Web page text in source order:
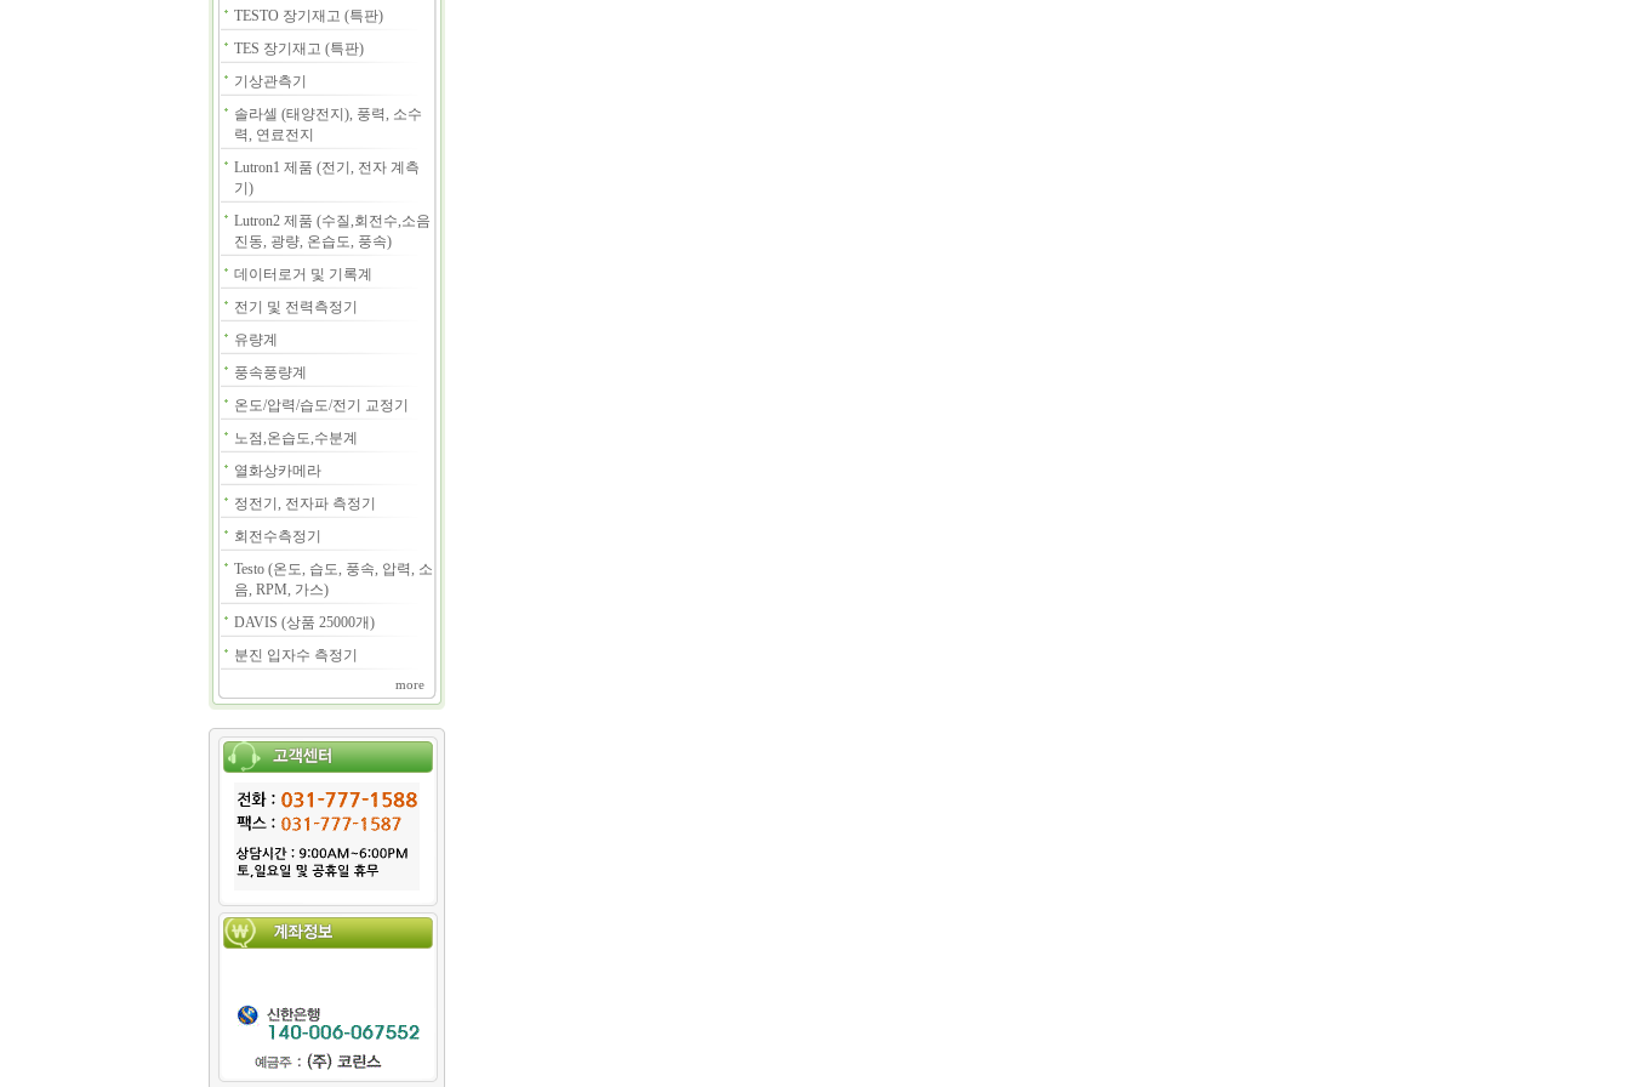
TESTO 장기재고 (특판)
TES 장기재고 (특판)
기상관측기
솔라셀 (태양전지), 풍력, 소수
력, 연료전지
Lutron1 제품 (전기, 전자 계측
기)
Lutron2 제품 (수질,회전수,소음
진동, 광량, 온습도, 풍속)
데이터로거 및 기록계
전기 및 전력측정기
유량계
풍속풍량계
온도/압력/습도/전기 교정기
노점,온습도,수분계
열화상카메라
정전기, 전자파 측정기
회전수측정기
Testo (온도, 습도, 풍속, 압력, 소
음, RPM, 가스)
DAVIS (상품 25000개)
분진 입자수 측정기
more